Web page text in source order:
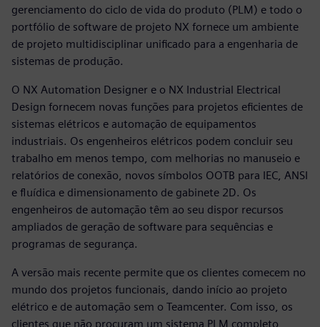
gerenciamento do ciclo de vida do produto (PLM) e todo o
portfólio de software de projeto NX fornece um ambiente
de projeto multidisciplinar unificado para a engenharia de
sistemas de produção.
O NX Automation Designer e o NX Industrial Electrical
Design fornecem novas funções para projetos eficientes de
sistemas elétricos e automação de equipamentos
industriais. Os engenheiros elétricos podem concluir seu
trabalho em menos tempo, com melhorias no manuseio e
relatórios de conexão, novos símbolos OOTB para IEC, ANSI
e fluídica e dimensionamento de gabinete 2D. Os
engenheiros de automação têm ao seu dispor recursos
ampliados de geração de software para sequências e
programas de segurança.
A versão mais recente permite que os clientes comecem no
mundo dos projetos funcionais, dando início ao projeto
elétrico e de automação sem o Teamcenter. Com isso, os
clientes que não procuram um sistema PLM completo